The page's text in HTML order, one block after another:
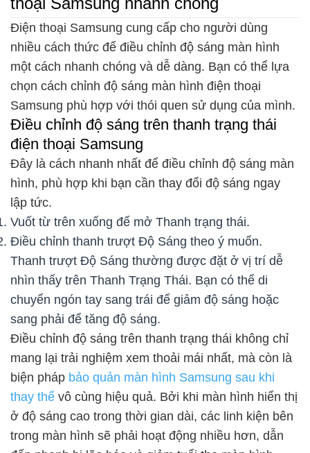
Điện thoại Samsung cung cấp cho người dùng
nhiều cách thức để điều chỉnh độ sáng màn hình
một cách nhanh chóng và dễ dàng. Bạn có thể lựa
chọn cách chỉnh độ sáng màn hình điện thoại
Samsung phù hợp với thói quen sử dụng của mình.
Điều chỉnh độ sáng trên thanh trạng thái
điện thoại Samsung
Đây là cách nhanh nhất để điều chỉnh độ sáng màn
hình, phù hợp khi bạn cần thay đổi độ sáng ngay
lập tức.
Vuốt từ trên xuống để mở Thanh trạng thái.
Điều chỉnh thanh trượt Độ Sáng theo ý muốn.
Thanh trượt Độ Sáng thường được đặt ở vị trí dễ
nhìn thấy trên Thanh Trạng Thái. Bạn có thể di
chuyển ngón tay sang trái để giảm độ sáng hoặc
sang phải để tăng độ sáng.
Điều chỉnh độ sáng trên thanh trạng thái không chỉ
mang lại trải nghiệm xem thoải mái nhất, mà còn là
biện pháp bảo quản màn hình Samsung sau khi
thay thế vô cùng hiệu quả. Bởi khi màn hình hiển thị
ở độ sáng cao trong thời gian dài, các linh kiện bên
trong màn hình sẽ phải hoạt động nhiều hơn, dẫn